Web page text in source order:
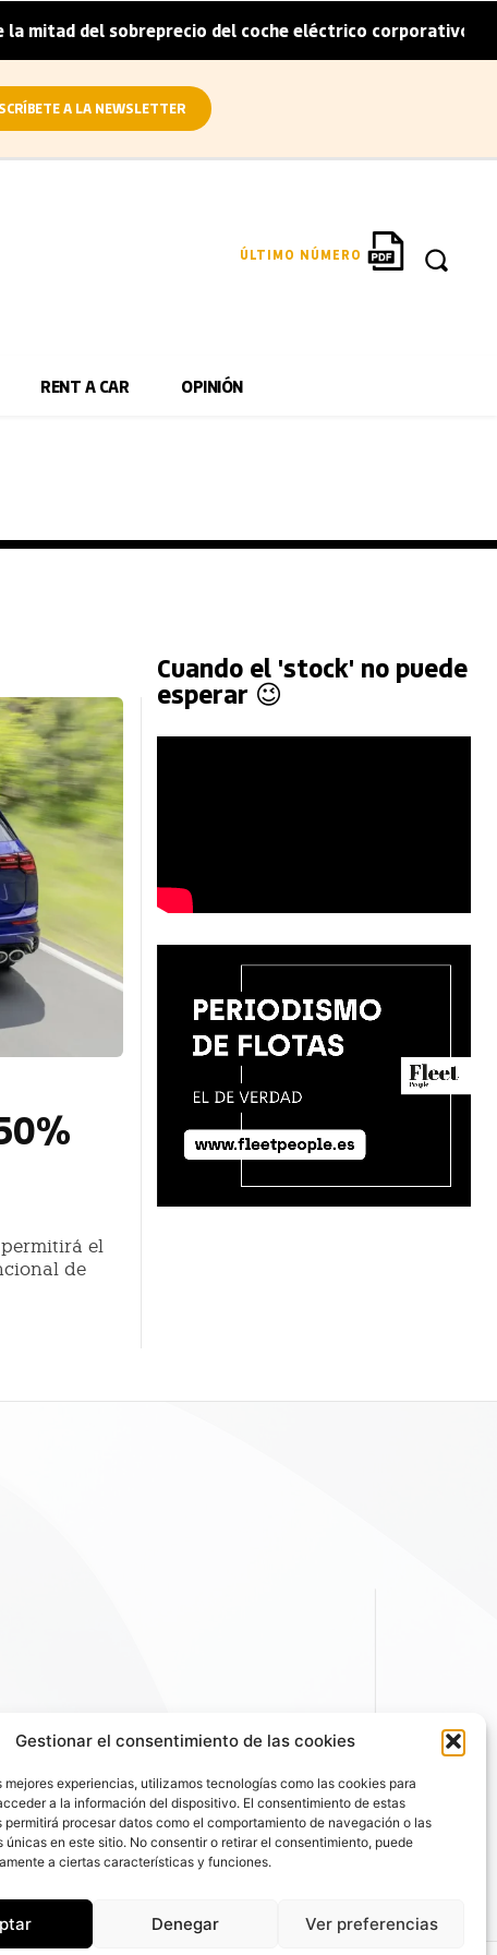
Gestionar el consentimiento de las cookies
mejores experiencias, utilizamos tecnologías como las cookies para
a la información del dispositivo. El consentimiento de estas
permitirá procesar datos como el comportamiento de navegación o las
en este sitio. No consentir o retirar el consentimiento, puede
a ciertas características y funciones.
Denegar Ver preferencias
del sobreprecio del coche eléctrico corporativo |
A LA NEWSLETTER
ÚLTIMO NÚMERO
RENT A CAR OPINIÓN
permitirá el
de
Cuando el 'stock' no puede
esperar 😉